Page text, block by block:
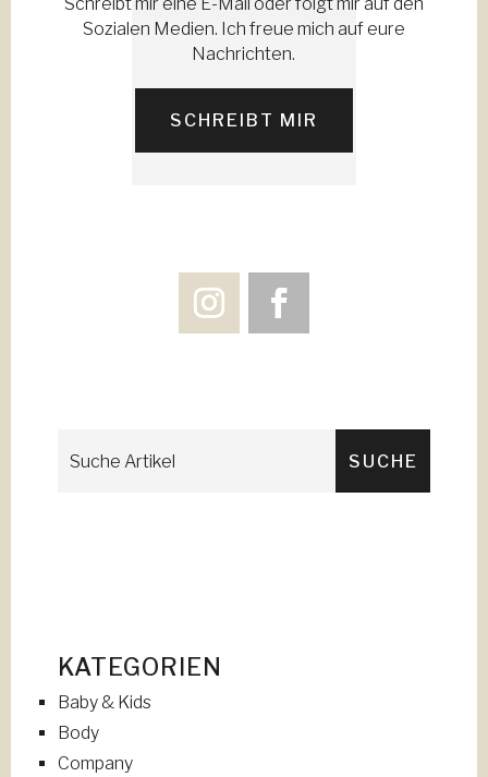
Schreibt mir eine E-Mail oder folgt mir auf den
Sozialen Medien. Ich freue mich auf eure
Nachrichten.
SCHREIBT MIR
KATEGORIEN
Baby & Kids
Body
Company